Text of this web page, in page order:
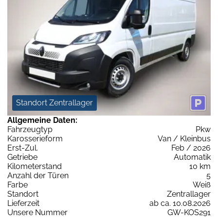
Standort Zentrallager
Allgemeine Daten:
Fahrzeugtyp
Pkw
Karosserieform
Van / Kleinbus
Erst-Zul.
Feb / 2026
Getriebe
Automatik
Kilometerstand
10 km
Anzahl der Türen
5
Farbe
Weiß
Standort
Zentrallager
Lieferzeit
ab ca. 10.08.2026
Unsere Nummer
GW-KOS291